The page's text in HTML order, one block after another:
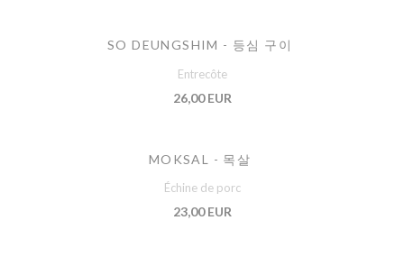
SO DEUNGSHIM - 등심 구이
Entrecôte
26,00 EUR
MOKSAL - 목살
Échine de porc
23,00 EUR